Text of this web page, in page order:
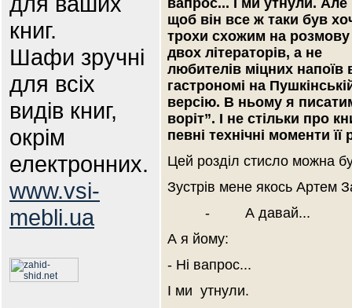
книг.
Шафи зручні
для всіх
видів книг,
окрім
електронних.
www.vsi-
mebli.ua
вапрос... І ми утнули. Але
щоб він все ж таки був
трохи схожим на розмову
двох літераторів, а не
любителів міцних напоїв
гастрономі на
версію. В ньому я
воріт”. І не стільки про
певні технічні моменти
Цей розділ стисло можна
Зустрів мене якось Артем
- А давай...
А я йому:
- Ні вапрос...
І ми утнули.